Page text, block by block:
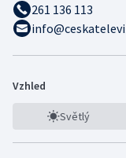
261 136 113
Vzhled
Světlý